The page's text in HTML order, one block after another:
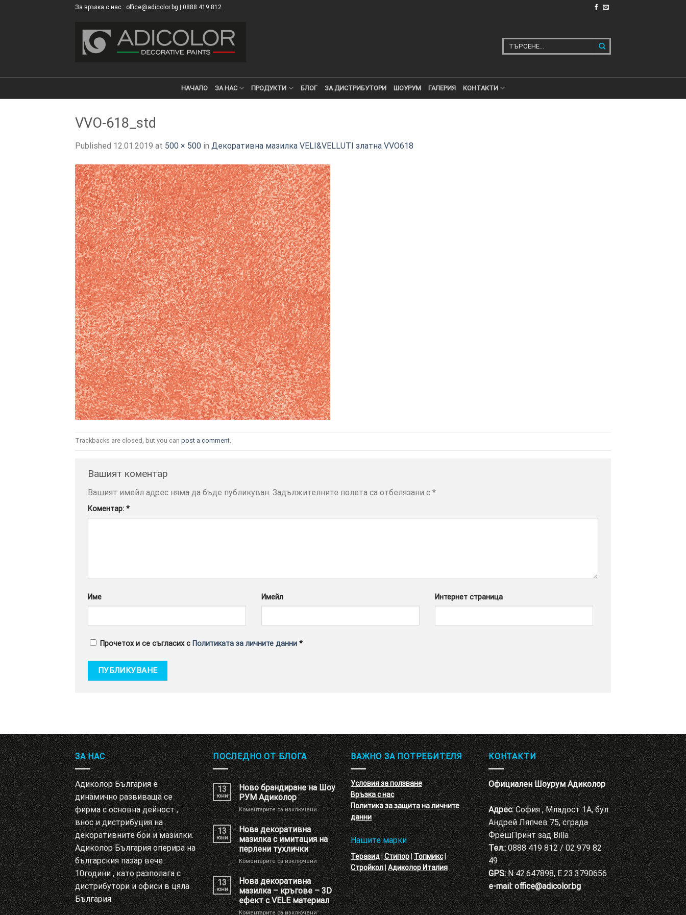
За връзка с нас : office@adicolor.bg | 0888 419 812
за:
НАЧАЛО ЗА НАС ПРОДУКТИ БЛОГ ЗА ДИСТРИБУТОРИ ШОУРУМ ГАЛЕРИЯ КОНТАКТИ
VVO-618_std
Published 12.01.2019 at 500 × 500 in Декоративна мазилка VELI&VELLUTI златна VVO618
Trackbacks are closed, but you can post a comment
Вашият коментар
Вашият имейл адрес няма да бъде публикуван. Задължителните полета са отбелязани с *
Коментар: *
Име Имейл Интернет страница
Прочетох и се съгласих с Политиката за личните данни *
ЗА НАС
Адиколор България е
динамично развиваща се
фирма с основна дейност ,
внос и дистрибуция на
декоративните бои и мазилки.
Адиколор България оперира на
българския пазар вече
10години , като разполага с
дистрибутори и офиси в цяла
България.
ПОСЛЕДНО ОТ БЛОГА
13
юни
Ново брандиране на Шоу
РУМ Адиколор
Коментарите са изключениза
Ново
брандиране
на
Шоу
РУМ
Адиколор
13
юни
Нова декоративна
мазилка с имитация на
перлени тухлички
Коментарите са изключениза
Нова
декоративна
мазилка
с
имитация
на
13
юни
Нова декоративна
мазилка – кръгове – 3D
ефект с VELE материал
Коментарите са изключениза
ВАЖНО ЗА ПОТРЕБИТЕЛЯ
Условия за ползване
Връзка с нас
Политика за защита на личните
данни
Нашите марки
Теразид|Стипор|Топмикс|
Стройкол|Адиколор Италия
КОНТАКТИ
Официален Шоурум Адиколор
Адрес:София , Младост 1А, бул.
Андрей Ляпчев 75, сграда
ФрешПринт зад Billa
Тел.:0888 419 812 / 02 979 82
49
GPS:N 42.647898, E 23.3790656
e-mail: office@adicolor.bg
×
ТОЗИ САЙТ ИЗПОЛЗВА БИСКВИТКИ.
ПОВЕЧЕ ИНФОРМАЦИЯ МОЖЕТЕ ДА
НАМЕРИТЕ ТУК.
ОПЦИИ